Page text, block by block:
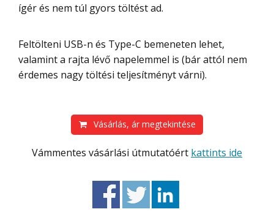
ígér és nem túl gyors töltést ad.
Feltölteni USB-n és Type-C bemeneten lehet,
valamint a rajta lévő napelemmel is (bár attól nem
érdemes nagy töltési teljesítményt várni).
Vásárlás, ár megtekintése
Vámmentes vásárlási útmutatóért kattints ide